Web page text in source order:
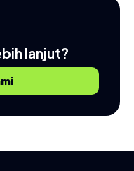
lanjut?